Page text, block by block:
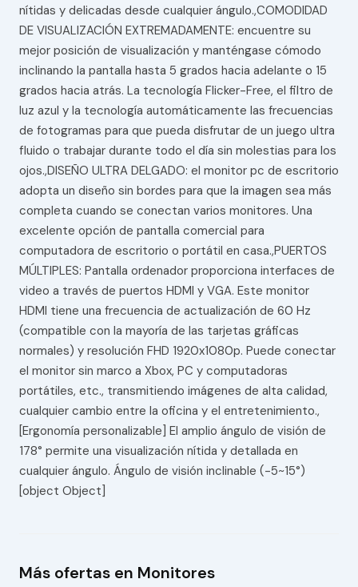
nítidas y delicadas desde cualquier ángulo.,COMODIDAD
DE VISUALIZACIÓN EXTREMADAMENTE: encuentre su
mejor posición de visualización y manténgase cómodo
inclinando la pantalla hasta 5 grados hacia adelante o 15
grados hacia atrás. La tecnología Flicker-Free, el filtro de
luz azul y la tecnología automáticamente las frecuencias
de fotogramas para que pueda disfrutar de un juego ultra
fluido o trabajar durante todo el día sin molestias para los
ojos.,DISEÑO ULTRA DELGADO: el monitor pc de escritorio
adopta un diseño sin bordes para que la imagen sea más
completa cuando se conectan varios monitores. Una
excelente opción de pantalla comercial para
computadora de escritorio o portátil en casa.,PUERTOS
MÚLTIPLES: Pantalla ordenador proporciona interfaces de
video a través de puertos HDMI y VGA. Este monitor
HDMI tiene una frecuencia de actualización de 60 Hz
(compatible con la mayoría de las tarjetas gráficas
normales) y resolución FHD 1920x1080p. Puede conectar
el monitor sin marco a Xbox, PC y computadoras
portátiles, etc., transmitiendo imágenes de alta calidad,
cualquier cambio entre la oficina y el entretenimiento.,
[Ergonomía personalizable] El amplio ángulo de visión de
178° permite una visualización nítida y detallada en
cualquier ángulo. Ángulo de visión inclinable (-5~15°)
[object Object]
Más ofertas en Monitores